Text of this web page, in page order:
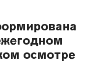
осмотре